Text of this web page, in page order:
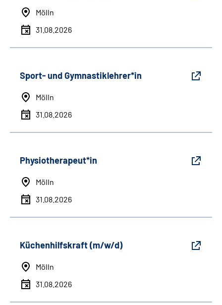
Mölln
31.08.2026
Sport- und Gymnastiklehrer*in
Mölln
31.08.2026
Physiotherapeut*in
Mölln
31.08.2026
Küchenhilfskraft (m/w/d)
Mölln
31.08.2026